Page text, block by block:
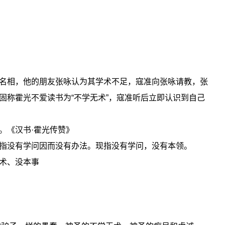
相，他的朋友张咏认为其学术不足，寇准向张咏请教，张
称霍光不爱读书为“不学无术”，寇准听后立即认识到自己
《汉书·霍光传赞》
没有学问因而没有办法。现指没有学问，没有本领。
、没本事